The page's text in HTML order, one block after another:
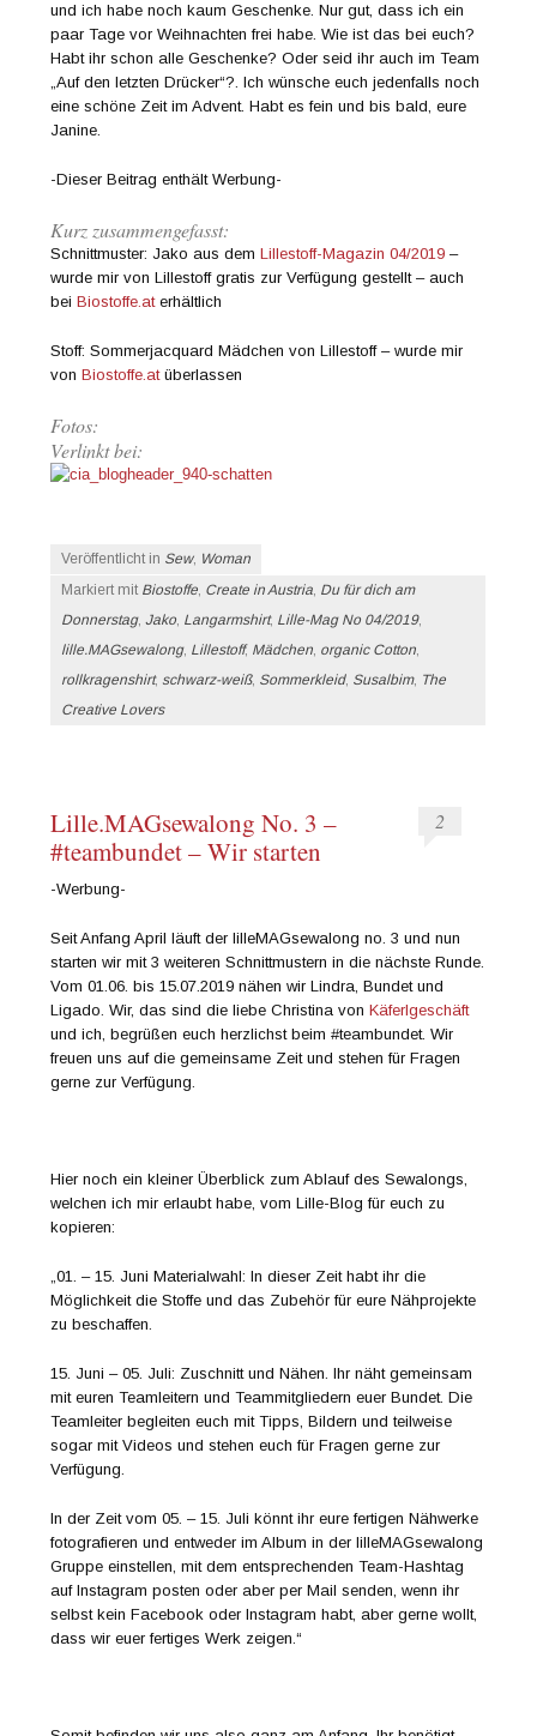
und ich habe noch kaum Geschenke. Nur gut, dass ich ein
paar Tage vor Weihnachten frei habe. Wie ist das bei euch?
Habt ihr schon alle Geschenke? Oder seid ihr auch im Team
„Auf den letzten Drücker“?. Ich wünsche euch jedenfalls noch
eine schöne Zeit im Advent. Habt es fein und bis bald, eure
Janine.
-Dieser Beitrag enthält Werbung-
Kurz zusammengefasst:
Schnittmuster: Jako aus demLillestoff-Magazin 04/2019 –
wurde mir von Lillestoff gratis zur Verfügung gestellt – auch
beiBiostoffe.aterhältlich
Stoff: Sommerjacquard Mädchen von Lillestoff – wurde mir
vonBiostoffe.atüberlassen
Fotos:
Verlinkt bei:
Veröffentlicht in Sew, Woman
Markiert mit Biostoffe Create in Austria Du für dich am
Donnerstag,Jako Langarmshirt, Lille-Mag No 04/2019,
lille.MAGsewalong, Lillestoff, Mädchen organic Cotton
rollkragenshirt, schwarz-weiß, Sommerkleid, Susalbim, The
Creative Lovers
Lille.MAGsewalong No. 3 –
#teambundet – Wir starten
2
-Werbung-
Seit Anfang April läuft der lilleMAGsewalong no. 3 und nun
starten wir mit 3 weiteren Schnittmustern in die nächste Runde.
Vom 01.06. bis 15.07.2019 nähen wir Lindra, Bundet und
Ligado. Wir, das sind die liebe Christina vonKäferlgeschäft
und ich, begrüßen euch herzlichst beim #teambundet. Wir
freuen uns auf die gemeinsame Zeit und stehen für Fragen
gerne zur Verfügung.
Hier noch ein kleiner Überblick zum Ablauf des Sewalongs,
welchen ich mir erlaubt habe, vom Lille-Blog für euch zu
kopieren:
„01. – 15. Juni Materialwahl: In dieser Zeit habt ihr die
Möglichkeit die Stoffe und das Zubehör für eure Nähprojekte
zu beschaffen.
15. Juni – 05. Juli: Zuschnitt und Nähen. Ihr näht gemeinsam
mit euren Teamleitern und Teammitgliedern euer Bundet. Die
Teamleiter begleiten euch mit Tipps, Bildern und teilweise
sogar mit Videos und stehen euch für Fragen gerne zur
Verfügung.
In der Zeit vom 05. – 15. Juli könnt ihr eure fertigen Nähwerke
fotografieren und entweder im Album in der lilleMAGsewalong
Gruppe einstellen, mit dem entsprechenden Team-Hashtag
auf Instagram posten oder aber per Mail senden, wenn ihr
selbst kein Facebook oder Instagram habt, aber gerne wollt,
dass wir euer fertiges Werk zeigen.“